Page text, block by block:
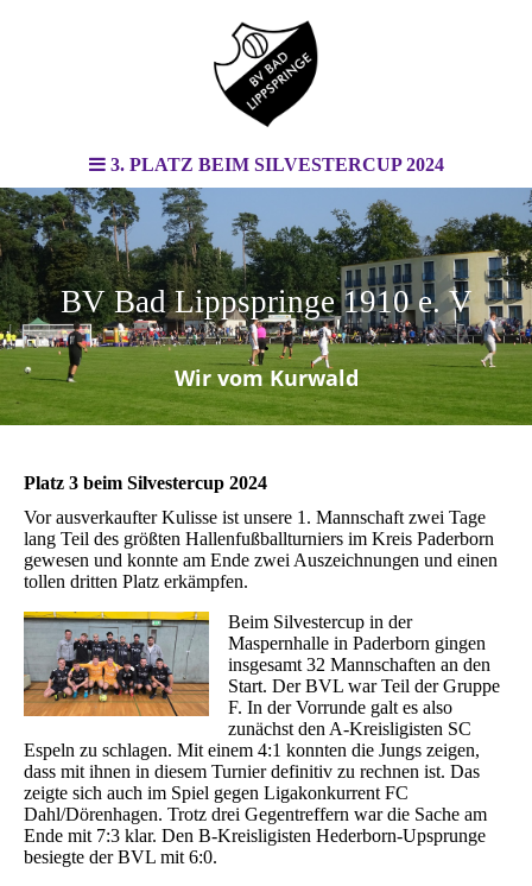
3. PLATZ BEIM SILVESTERCUP 2024
BV Bad Lippspringe 1910 e. V
.
Wir vom Kurwald
Platz 3 beim Silvestercup 2024
Vor ausverkaufter Kulisse ist unsere 1. Mannschaft zwei Tage
lang Teil des größten Hallenfußballturniers im Kreis Paderborn
gewesen und konnte am Ende zwei Auszeichnungen und einen
tollen dritten Platz erkämpfen.
Beim Silvestercup in der
Maspernhalle in Paderborn gingen
insgesamt 32 Mannschaften an den
Start. Der BVL war Teil der Gruppe
F. In der Vorrunde galt es also
zunächst den A-Kreisligisten SC
Espeln zu schlagen. Mit einem 4:1 konnten die Jungs zeigen,
dass mit ihnen in diesem Turnier definitiv zu rechnen ist. Das
zeigte sich auch im Spiel gegen Ligakonkurrent FC
Dahl/Dörenhagen. Trotz drei Gegentreffern war die Sache am
Ende mit 7:3 klar. Den B-Kreisligisten Hederborn-Upsprunge
besiegte der BVL mit 6:0.